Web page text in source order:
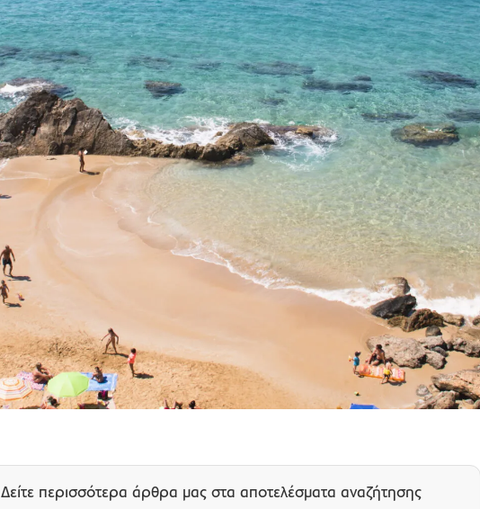
Δείτε περισσότερα άρθρα μας στα αποτελέσματα αναζήτησης